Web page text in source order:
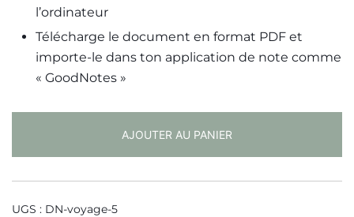
l’ordinateur
Télécharge le document en format PDF et
importe-le dans ton application de note comme
« GoodNotes »
AJOUTER AU PANIER
UGS : DN-voyage-5